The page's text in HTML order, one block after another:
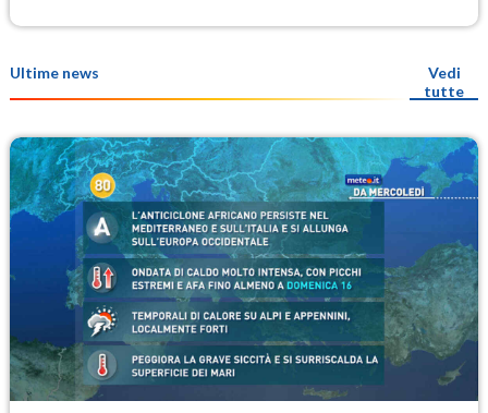
Ultime news
Vedi
tutte